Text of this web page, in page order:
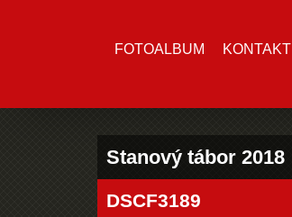
FOTOALBUM KONTAKT
Stanový tábor 2018
DSCF3189